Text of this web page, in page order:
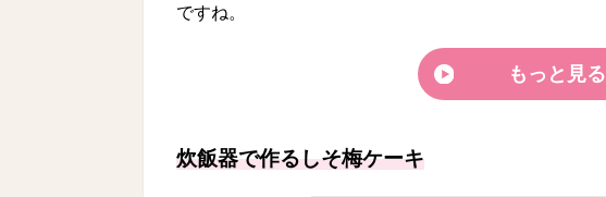
ですね。
もっと見る
炊飯器で作るしそ梅ケーキ